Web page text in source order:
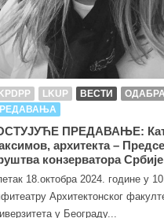
LKUP ВЕСТИ
ПРЕДАВАЊЕ:
архитекта –
конзерватора Србије
18.октобра 2024. године у
Архитектонског
у Београду...